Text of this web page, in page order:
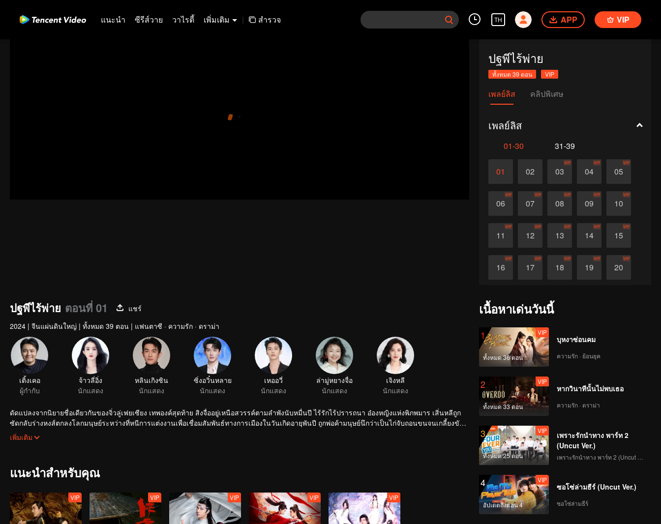
แนะนำ ซีรีส์วาย วาไรตี้ เพิ่มเติม | สำรวจ TH APP VIP
ปฐพีไร้พ่าย
ทั้งหมด 39 ตอน VIP
เพลย์ลิส คลิปพิเศษ
เพลย์ลิส
01-30 31-39
01 02 03
VIP
04
VIP
05
VIP
06
VIP
07
VIP
08
VIP
09
VIP
10
VIP
11
VIP
12
VIP
13
VIP
14
VIP
15
VIP
16
VIP
17
VIP
18
VIP
19
VIP
20
VIP
26 27
ปฐพีไร้พ่าย ตอนที่ 01
แชร์
2024 | จีนแผ่นดินใหญ่ | ทั้งหมด 39 ตอน | แฟนตาซี · ความรัก · ดราม่า
เติ้งเคอ
ผู้กำกับ
จ้าวลี่อิ่ง
นักแสดง
หลินเกิงซิน
นักแสดง
ซิ่งอวิ๋นหลาย
นักแสดง
เหออวี่
นักแสดง
ล่ามู่หยางจื่อ
นักแสดง
เจิงหลี
นักแสดง
ดัดแปลงจากนิยายชื่อเดียวกันของจิ่วลู่เฟยเซียง เทพองค์สุดท้าย สิงจื่ออยู่เหนือสวรรค์ตามลำพังนับหมื่นปี ไร้รักไร้ปรารถนา อ๋องหญิงแห่งพิภพมาร เสิ่นหลีถูก
ซัดกลับร่างหงส์ตกลงโลกมนุษย์ระหว่างที่หนีการแต่งงานเพื่อเชื่อมสัมพันธ์ทางการเมืองในวันเกิดอายุพันปี ถูกพ่อค้ามนุษย์นึกว่าเป็นไก่จับถอนขนจนเกลี้ยงขัง
ในกรงรอขาย ขณะที่หมดอาลัยตายอยาก ชายรูปงามผ่านมา จ้องนางอยู่นานและยิ้มพูดว่า “ข้าเอาตัวนี้” ชะตากรรมของทั้งสองจึงถูกผูกเข้าด้วยกันอย่าง
เพิ่มเติม
แนะนำสำหรับคุณ
VIP VIP VIP VIP VIP
เนื้อหาเด่นวันนี้
1
ทั้งหมด 36 ตอน
VIP
บุหงาซ่อนคม
ความรัก · ย้อนยุค
2
ทั้งหมด 33 ตอน
VIP
หากวินาทีนั้นไม่พบเธอ
ความรัก · ดราม่า
3
ทั้งหมด 25 ตอน
VIP
เพราะรักนำทาง พาร์ท 2
(Uncut Ver.)
4
อัปเดตถึงตอน 4
VIP
ซอโซ่ล่ามธีร์ (Uncut Ver.)
ซอโซ่ล่ามธีร์